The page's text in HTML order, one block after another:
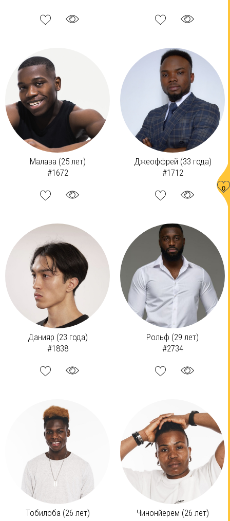
0
Малава (25 лет)
#1672
Джеоффрей (33 года)
#1712
Данияр (23 года)
#1838
Рольф (29 лет)
#2734
Тобилоба (26 лет)
Чинонйерем (26 лет)